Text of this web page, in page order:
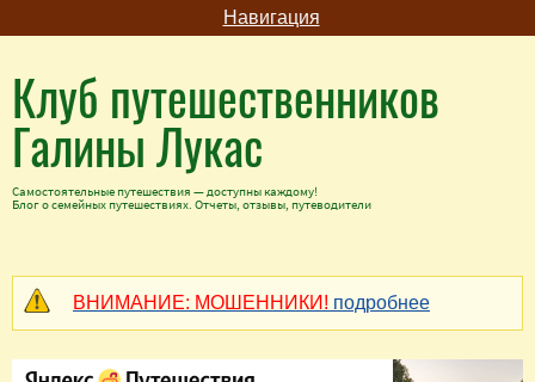
Навигация
Клуб путешественников
Галины Лукас
Самостоятельные путешествия — доступны каждому!
Блог о семейных путешествиях. Отчеты, отзывы, путеводители
ВНИМАНИЕ: МОШЕННИКИ! подробнее